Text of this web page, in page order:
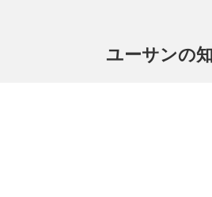
ユーサンの